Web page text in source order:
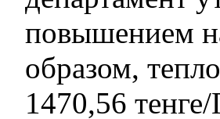
повышением
образом,
1470,56